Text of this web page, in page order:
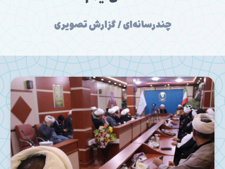
چندرسانه‌ای / گزارش تصویری